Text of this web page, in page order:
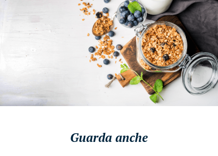
Guarda anche